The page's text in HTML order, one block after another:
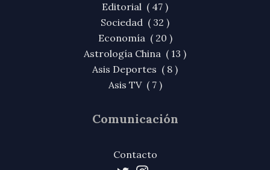
Editorial ( 47 )
Sociedad ( 32 )
Economía ( 20 )
Astrología China ( 13 )
Asis Deportes ( 8 )
Asis TV ( 7 )
Comunicación
Contacto